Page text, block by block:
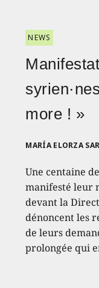
NEWS
more ! »
MARÍA ELORZA
Une centaine
manifesté leur
devant la
dénoncent les
de leurs
prolongée qui